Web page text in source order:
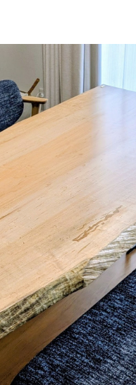
大川ギャラリー【本店】
公式オンラインストア
WEBカタログ